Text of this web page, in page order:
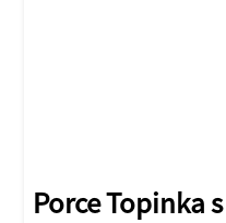
Porce Topinka